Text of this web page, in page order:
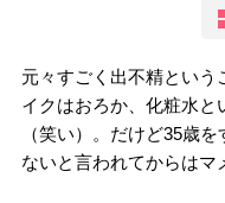
元々すごく出不精という
イクはおろか、化粧水と
（笑い）。だけど35歳
ないと言われてからはマ